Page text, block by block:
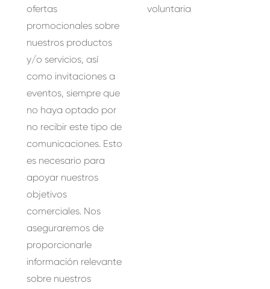
ofertas
promocionales sobre
nuestros productos
y/o servicios, así
como invitaciones a
eventos, siempre que
no haya optado por
no recibir este tipo de
comunicaciones. Esto
es necesario para
apoyar nuestros
objetivos
comerciales. Nos
aseguraremos de
proporcionarle
información relevante
sobre nuestros
voluntaria